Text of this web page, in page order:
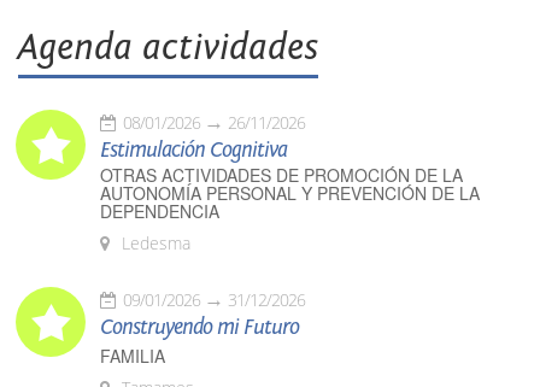
Agenda actividades
08/01/2026 26/11/2026
Estimulación Cognitiva
OTRAS ACTIVIDADES DE PROMOCIÓN DE LA
AUTONOMÍA PERSONAL Y PREVENCIÓN DE LA
DEPENDENCIA
Ledesma
09/01/2026 31/12/2026
Construyendo mi Futuro
FAMILIA